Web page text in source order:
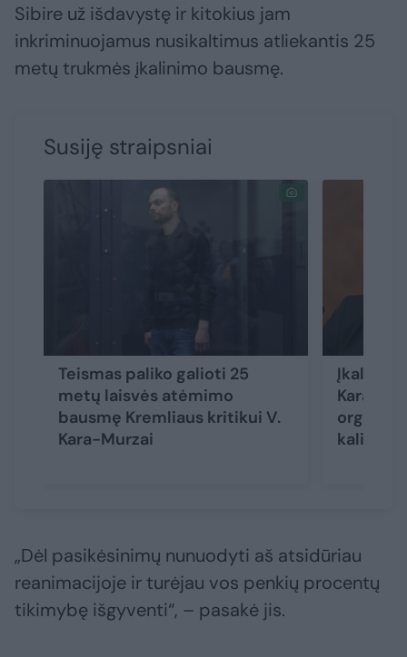
Sibire už išdavystę ir kitokius jam
inkriminuojamus nusikaltimus atliekantis 25
metų trukmės įkalinimo bausmę.
Susiję straipsniai
Teismas paliko galioti 25
metų laisvės atėmimo
bausmę Kremliaus kritikui V.
Kara-Murzai
Įkalinto
Kara-
kaliniais
„Dėl pasikėsinimų nunuodyti aš atsidūriau
reanimacijoje ir turėjau vos penkių procentų
tikimybę išgyventi“, – pasakė jis.